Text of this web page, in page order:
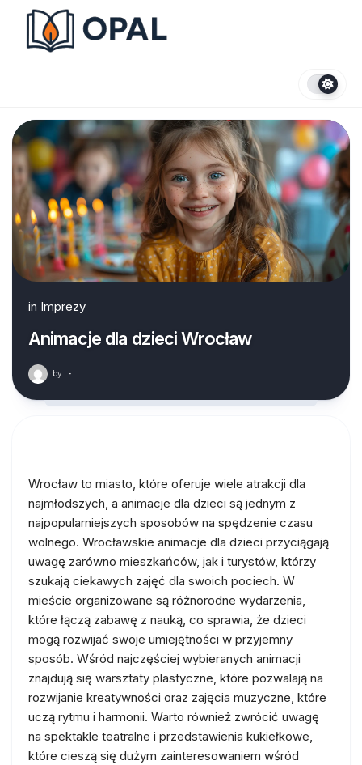
content
in Imprezy
Animacje dla dzieci Wrocław
by ·
Wrocław to miasto, które oferuje wiele atrakcji dla
najmłodszych, a animacje dla dzieci są jednym z
najpopularniejszych sposobów na spędzenie czasu
wolnego. Wrocławskie animacje dla dzieci przyciągają
uwagę zarówno mieszkańców, jak i turystów, którzy
szukają ciekawych zajęć dla swoich pociech. W
mieście organizowane są różnorodne wydarzenia,
które łączą zabawę z nauką, co sprawia, że dzieci
mogą rozwijać swoje umiejętności w przyjemny
sposób. Wśród najczęściej wybieranych animacji
znajdują się warsztaty plastyczne, które pozwalają na
rozwijanie kreatywności oraz zajęcia muzyczne, które
uczą rytmu i harmonii. Warto również zwrócić uwagę
na spektakle teatralne i przedstawienia kukiełkowe,
które cieszą się dużym zainteresowaniem wśród